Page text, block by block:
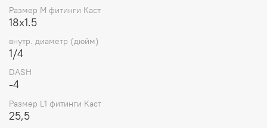
Размер M фитинги Каст
18x1.5
внутр. диаметр (дюйм)
1/4
DASH
-4
Размер L1 фитинги Каст
25,5